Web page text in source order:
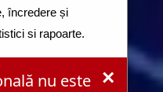
încredere și
si rapoarte.
×
nu este